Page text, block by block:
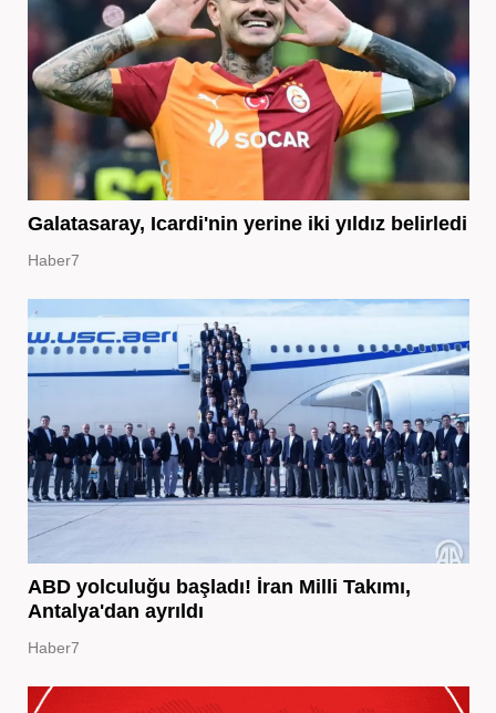
Galatasaray, Icardi'nin yerine iki yıldız belirledi
Haber7
ABD yolculuğu başladı! İran Milli Takımı,
Antalya'dan ayrıldı
Haber7